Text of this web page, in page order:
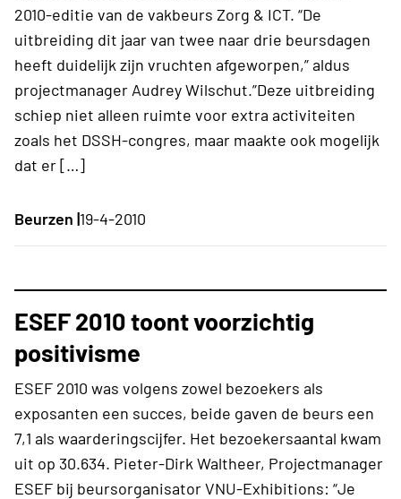
2010-editie van de vakbeurs Zorg & ICT. “De
uitbreiding dit jaar van twee naar drie beursdagen
heeft duidelijk zijn vruchten afgeworpen,” aldus
projectmanager Audrey Wilschut.”Deze uitbreiding
schiep niet alleen ruimte voor extra activiteiten
zoals het DSSH-congres, maar maakte ook mogelijk
dat er […]
Beurzen |19-4-2010
ESEF 2010 toont voorzichtig
positivisme
ESEF 2010 was volgens zowel bezoekers als
exposanten een succes, beide gaven de beurs een
7,1 als waarderingscijfer. Het bezoekersaantal kwam
uit op 30.634. Pieter-Dirk Waltheer, Projectmanager
ESEF bij beursorganisator VNU-Exhibitions: “Je